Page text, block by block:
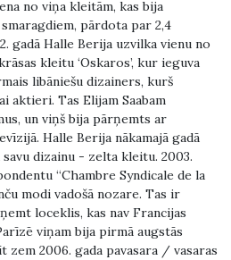
no viņa kleitām, kas bija
pārdota par 2,4
gadā Halle Berija uzvilka vienu no
kleitu ‘Oskaros’, kur ieguva
libāniešu dizainers, kurš
aktieri. Tas Elijam Saabam
un viņš bija pārņemts ar
Halle Berija nākamajā gadā
dizainu - zelta kleitu. 2003.
“Chambre Syndicale de la
modi vadošā nozare. Tas ir
loceklis, kas nav Francijas
viņam bija pirmā augstās
2006. gada pavasara / vasaras